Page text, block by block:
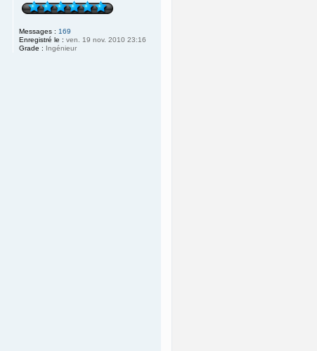
Messages : 169
Enregistré le : ven. 19 nov. 2010 23:16
Grade : Ingénieur